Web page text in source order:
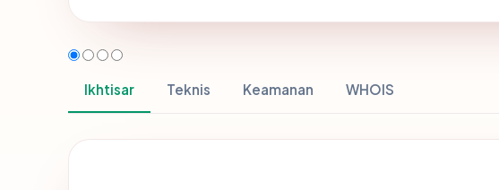
Ikhtisar Teknis Keamanan WHOIS